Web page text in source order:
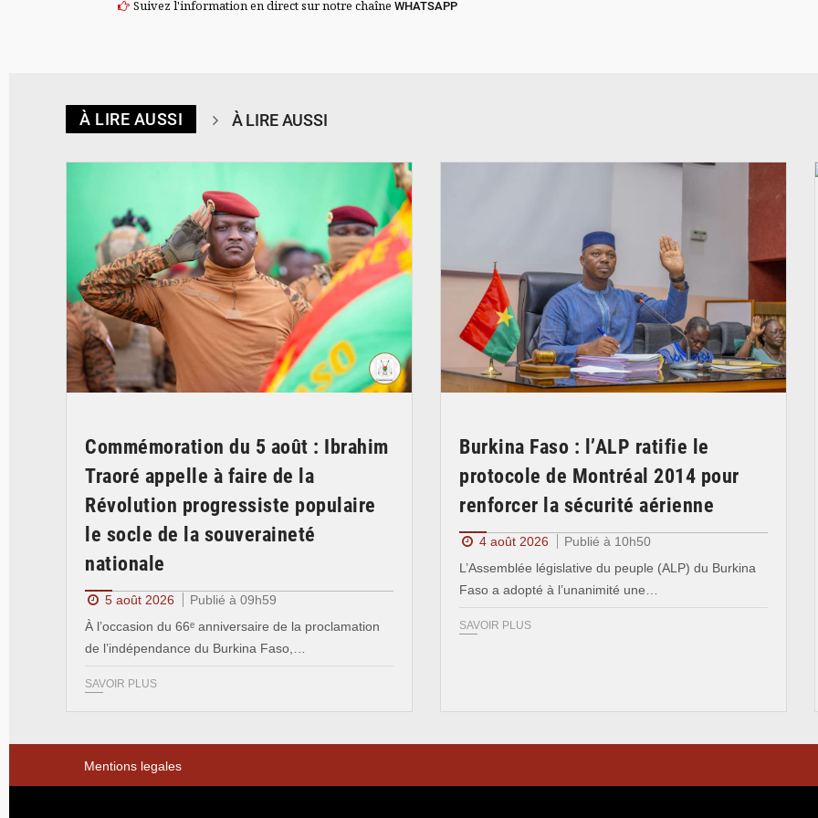
Suivez l'information en direct sur notre chaîneWHATSAPP
À LIRE AUSSI À LIRE AUSSI
Commémoration du 5 août : Ibrahim
Traoré appelle à faire de la
Révolution progressiste populaire
le socle de la souveraineté
nationale
5 août 2026
Publié à 09h59
À l’occasion du 66ᵉ anniversaire de la proclamation
de l’indépendance du Burkina Faso,…
SAVOIR PLUS
Burkina Faso : l’ALP ratifie le
protocole de Montréal 2014 pour
renforcer la sécurité aérienne
4 août 2026
Publié à 10h50
L’Assemblée législative du peuple (ALP) du Burkina
Faso a adopté à l’unanimité une…
SAVOIR PLUS
Mentions legales